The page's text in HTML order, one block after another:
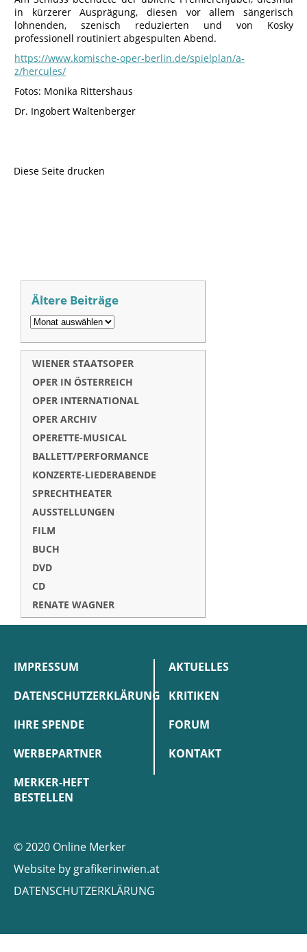
in kürzerer Ausprägung, diesen vor allem sängerisch
lohnenden, szenisch reduzierten und von Kosky
professionell routiniert abgespulten Abend.
https://www.komische-oper-berlin.de/spielplan/a-
z/hercules/
Fotos: Monika Rittershaus
Dr. Ingobert Waltenberger
Diese Seite drucken
Ältere Beiträge
WIENER STAATSOPER
OPER IN ÖSTERREICH
OPER INTERNATIONAL
OPER ARCHIV
OPERETTE-MUSICAL
BALLETT/PERFORMANCE
KONZERTE-LIEDERABENDE
SPRECHTHEATER
AUSSTELLUNGEN
FILM
BUCH
DVD
CD
RENATE WAGNER
IMPRESSUM
DATENSCHUTZERKLÄRUNG
IHRE SPENDE
WERBEPARTNER
MERKER-HEFT
BESTELLEN
AKTUELLES
KRITIKEN
FORUM
KONTAKT
© 2020 Online Merker
Website by grafikerinwien.at
DATENSCHUTZERKLÄRUNG